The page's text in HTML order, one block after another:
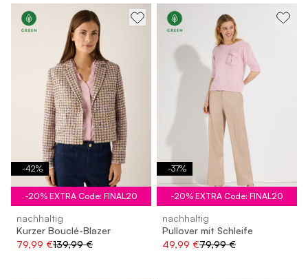
-42%
-20% EXTRA Code: FINAL20
nachhaltig
Kurzer Bouclé-Blazer
79,99 €139,99 €
-37%
-20% EXTRA Code: FINAL20
nachhaltig
Pullover mit Schleife
49,99 €79,99 €